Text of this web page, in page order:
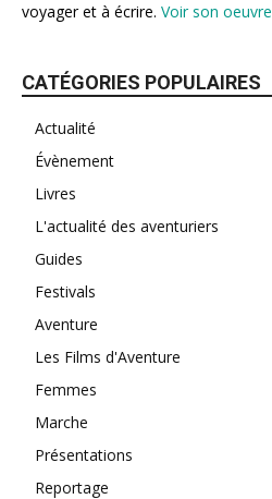
voyager et à écrire. Voir son oeuvre
CATÉGORIES POPULAIRES
Actualité
Évènement
Livres
L'actualité des aventuriers
Guides
Festivals
Aventure
Les Films d'Aventure
Femmes
Marche
Présentations
Reportage